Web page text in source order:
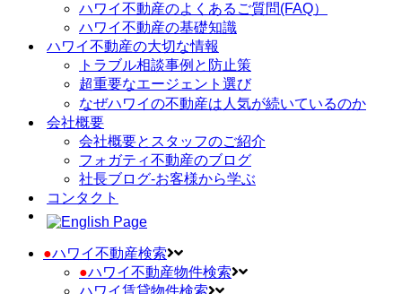
ハワイ不動産のよくあるご質問(FAQ）
ハワイ不動産の基礎知識
ハワイ不動産の大切な情報
トラブル相談事例と防止策
超重要なエージェント選び
なぜハワイの不動産は人気が続いているのか
会社概要
会社概要とスタッフのご紹介
フォガティ不動産のブログ
社長ブログ-お客様から学ぶ
コンタクト
●ハワイ不動産検索
●ハワイ不動産物件検索
ハワイ賃貸物件検索